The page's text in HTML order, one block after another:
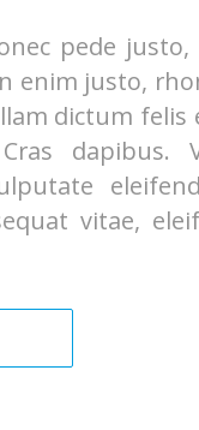
pede
enim justo,
dictum felis
dapibus.
vitae,